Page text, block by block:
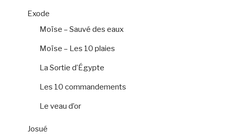
Exode
Moïse – Sauvé des eaux
Moïse – Les 10 plaies
La Sortie d’Égypte
Les 10 commandements
Le veau d’or
Josué